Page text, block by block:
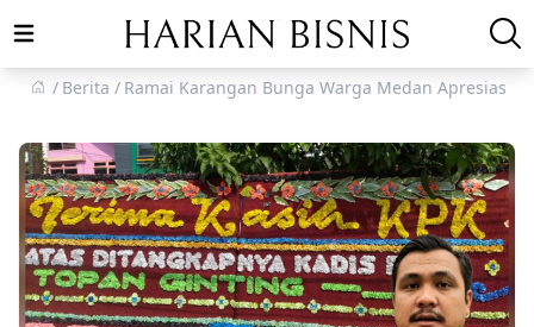
Open main menu
Berita
Ramai Karangan Bunga Warga Medan Apresiasi